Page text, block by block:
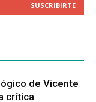
SUSCRIBIRTE
de Vicente
crítica